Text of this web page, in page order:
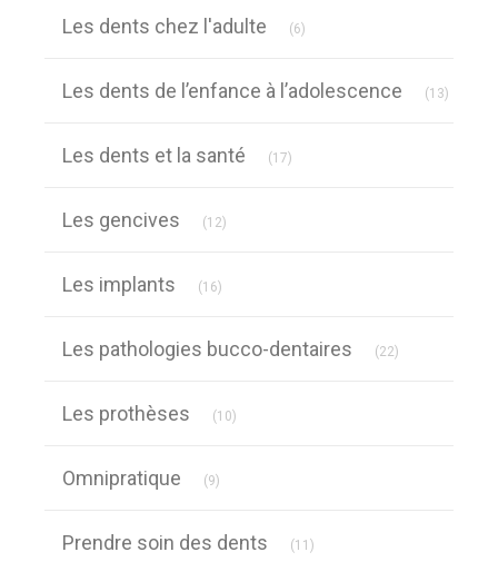
Les dents chez l'adulte (6)
Les dents de l’enfance à l’adolescence (13)
Les dents et la santé (17)
Les gencives (12)
Les implants (16)
Les pathologies bucco-dentaires (22)
Les prothèses (10)
Omnipratique (9)
Prendre soin des dents (11)